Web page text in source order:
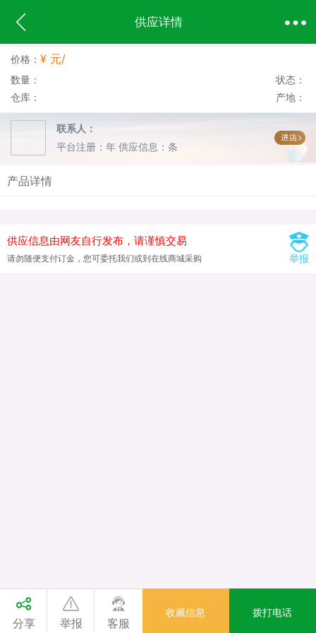
供应详情
分享 举报 客服
收藏信息 拨打电话
价格： ¥ 元/
数量：
仓库：
状态：
产地：
联系人：
平台注册：年 供应信息：条
产品详情
举报
供应信息由网友自行发布，请谨慎交易
请勿随便支付订金，您可委托我们或到在线商城采购